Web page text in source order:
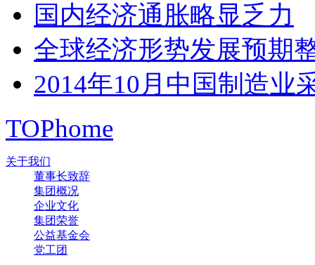
国内经济通胀略显乏力
全球经济形势发展预期
2014年10月中国制造业
TOPhome
关于我们
董事长致辞
集团概况
企业文化
集团荣誉
公益基金会
党工团